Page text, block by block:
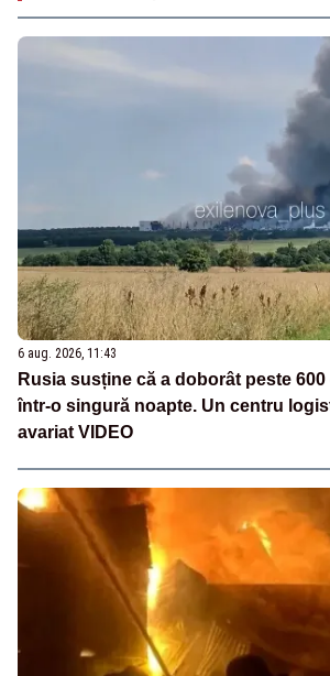
6 aug. 2026, 11:43
Rusia susține că a doborât peste
într-o singură noapte. Un centru
avariat VIDEO